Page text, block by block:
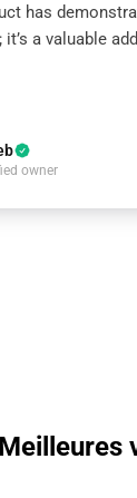
has
it’s a valuable
owner
Meilleures